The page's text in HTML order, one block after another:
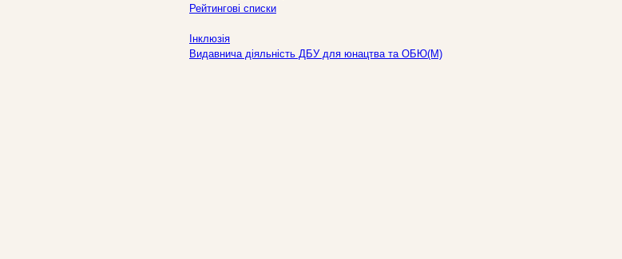
Рейтингові списки
Інклюзія
Видавнича діяльність ДБУ для юнацтва та ОБЮ(М)